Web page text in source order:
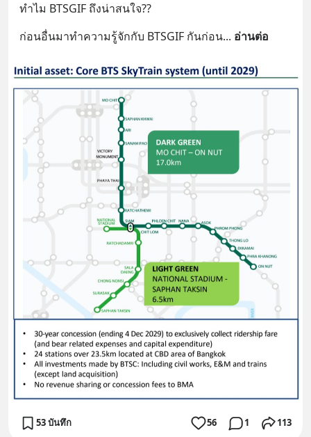
ทำไม BTSGIF ถึงน่าสนใจ??
ก่อนอื่นมาทำความรู้จักกับ BTSGIF กันก่อน... อ่านต่อ
53 บันทึก 56 1 113